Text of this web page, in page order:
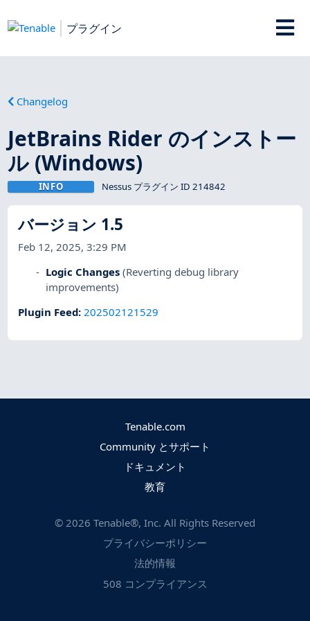
プラグイン
Changelog
JetBrains Rider のインストー
ル (Windows)
INFO Nessus プラグイン ID 214842
バージョン 1.5
Feb 12, 2025, 3:29 PM
Logic Changes (Reverting debug library
improvements)
Plugin Feed:202502121529
Tenable.com
Community とサポート
ドキュメント
教育
© 2026 Tenable®, Inc. All Rights Reserved
プライバシーポリシー
法的情報
508 コンプライアンス